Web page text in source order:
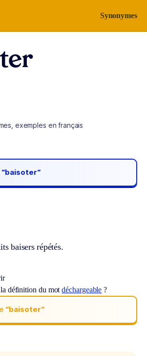
Synonymes
exemples en français
“baisoter“
baisers répétés.
la définition du motdéchargeable ?
“baisoter“